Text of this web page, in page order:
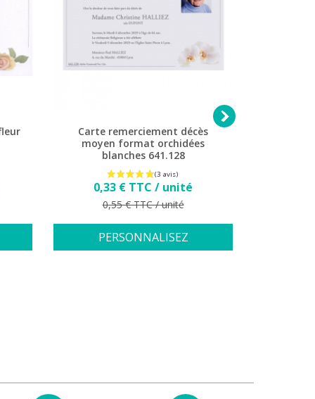
Carte remerciement décès
moyen format orchidées
blanches 641.128
Prix
0,33 € TTC / unité
Prix de base
0,55 € TTC / unité
PERSONNALISEZ
